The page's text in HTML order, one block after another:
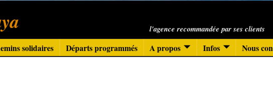
l'agence recommandée par ses clients
solidaires Départs programmés A propos Infos Nous